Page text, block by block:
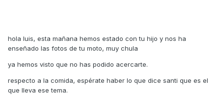
hola luis, esta mañana hemos estado con tu hijo y nos ha
enseñado las fotos de tu moto, muy chula
ya hemos visto que no has podido acercarte.
respecto a la comida, espérate haber lo que dice santi que es el
que lleva ese tema.